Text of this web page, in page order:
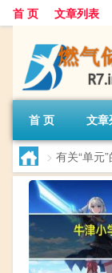
首 页 文章列表
首 页 文章
> 有关“单元